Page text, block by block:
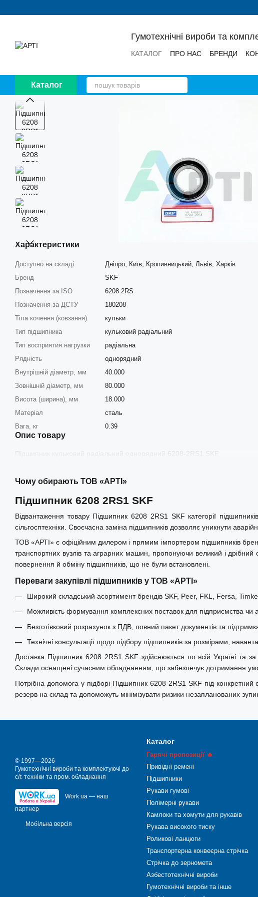
Гумотехнічні вироби та
КАТАЛОГ ПРО НАС БРЕНДИ
Каталог
Характеристики
Доступно на складі
Дніпро, Київ, Кропивницький, Львів, Харків
Бренд
SKF
Позначення за ISO
6208 2RS
Позначення за ДСТУ
180208
Тіла кочення (ковзання)
кульки
Тип підшипника
кульковий радіальний
Тип восприятия нагрузки
радіальна
Рядність
однорядний
Внутрішній діаметр, мм
40.000
Зовнішній діаметр, мм
80.000
Висота (ширина), мм
18.000
Матеріал
сталь
Вага, кг
0.39
Опис товару
Підшипник кульковий радіальний однорядний 6208-2RS1 SKF
Чому обирають ТОВ «АРТІ»
Підшипник 6208 2RS1 SKF
Відвантаження товару Підшипник 6208 2RS1 SKF категорії
сільгосптехніки. Своєчасна заміна підшипників дозволяє уникнути
ТОВ «АРТІ» є офіційним дилером і прямим імпортером підшипників
транспортних вузлів та аграрних машин, пропонуючи великий і
повернення й обміну підшипників, що не були встановлені.
Переваги закупівлі підшипників у ТОВ «АРТІ»
Широкий складський асортимент брендів SKF, Peer, FKL, Fersa,
Можливість формування комплексних поставок для підприємства чи
Безготівковий розрахунок з ПДВ, повний пакет документів та
Технічні консультації щодо підбору підшипників за розмірами,
Доставка Підшипник 6208 2RS1 SKF здійснюється по всій Україні та
Склади оснащені сучасним обладнанням, що забезпечує дотримання
Потрібна допомога у підборі Підшипник 6208 2RS1 SKF під
резерв на склад та допоможуть мінімізувати ризики незапланованих
© 1997—2026
Гумотехнічні вироби та комплектуючі до
с/г. техніки та пром. обладнання
Work.ua — наш
партнер
Мобільна версія
Каталог
Гарячі пропозиції 🔥
Привідні ремені
Підшипники
Рукави гумові
Полімерні рукави
Камлоки та хомути для рукавів
Рукава високого тиску
Роликові ланцюги
Транспортерна конвеєрна стрічка
Стрічка до зерномета
Азбестотехнічні вироби
Гумотехнічні вироби та інше